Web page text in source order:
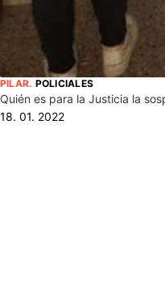
PILAR. POLICIALES
Quién es para la Justicia la
18. 01. 2022